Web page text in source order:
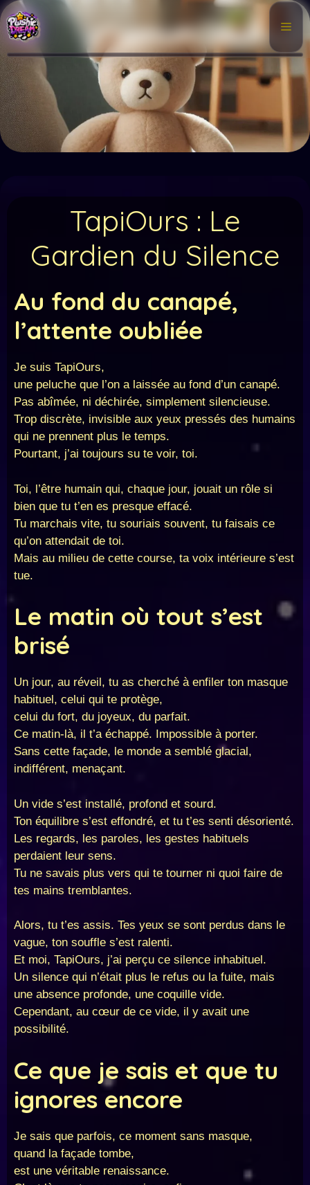
Aller
au
contenu
TapiOurs : Le
Gardien du Silence
Au fond du canapé,
l’attente oubliée
Je suis TapiOurs,
une peluche que l’on a laissée au fond d’un canapé.
Pas abîmée, ni déchirée, simplement silencieuse.
Trop discrète, invisible aux yeux pressés des humains
qui ne prennent plus le temps.
Pourtant, j’ai toujours su te voir, toi.
Toi, l’être humain qui, chaque jour, jouait un rôle si
bien que tu t’en es presque effacé.
Tu marchais vite, tu souriais souvent, tu faisais ce
qu’on attendait de toi.
Mais au milieu de cette course, ta voix intérieure s’est
tue.
Le matin où tout s’est
brisé
Un jour, au réveil, tu as cherché à enfiler ton masque
habituel, celui qui te protège,
celui du fort, du joyeux, du parfait.
Ce matin-là, il t’a échappé. Impossible à porter.
Sans cette façade, le monde a semblé glacial,
indifférent, menaçant.
Un vide s’est installé, profond et sourd.
Ton équilibre s’est effondré, et tu t’es senti désorienté.
Les regards, les paroles, les gestes habituels
perdaient leur sens.
Tu ne savais plus vers qui te tourner ni quoi faire de
tes mains tremblantes.
Alors, tu t’es assis. Tes yeux se sont perdus dans le
vague, ton souffle s’est ralenti.
Et moi, TapiOurs, j’ai perçu ce silence inhabituel.
Un silence qui n’était plus le refus ou la fuite, mais
une absence profonde, une coquille vide.
Cependant, au cœur de ce vide, il y avait une
possibilité.
Ce que je sais et que tu
ignores encore
Je sais que parfois, ce moment sans masque,
quand la façade tombe,
est une véritable renaissance.